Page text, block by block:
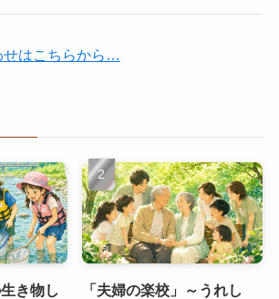
せはこちらから…
き物し
「夫婦の楽校」～うれし